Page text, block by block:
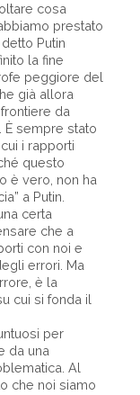
cosa
prestato
Putin
la fine
peggiore del
già allora
da
È sempre stato
i rapporti
questo
è vero, non ha
a Putin.
certa
che a
con noi e
errori. Ma
è la
cui si fonda il
per
da una
Al
che noi siamo